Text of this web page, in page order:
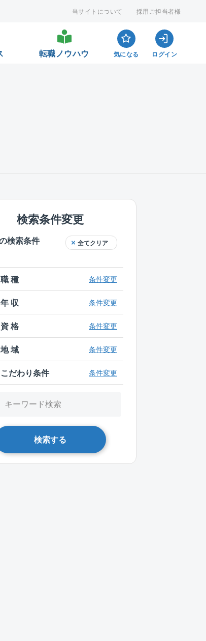
当サイトについて 採用ご担当者様
転職ノウハウ 気になる ログイン
検索条件変更
検索条件 全てクリア
職 種 条件変更
年 収 条件変更
資 格 条件変更
地 域 条件変更
こだわり条件 条件変更
検索する